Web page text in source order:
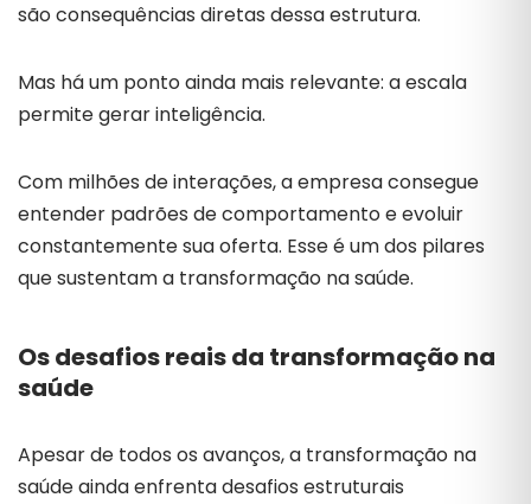
são consequências diretas dessa estrutura.
Mas há um ponto ainda mais relevante: a escala
permite gerar inteligência.
Com milhões de interações, a empresa consegue
entender padrões de comportamento e evoluir
constantemente sua oferta. Esse é um dos pilares
que sustentam a transformação na saúde.
Os desafios reais da transformação na
saúde
Apesar de todos os avanços, a transformação na
saúde ainda enfrenta desafios estruturais